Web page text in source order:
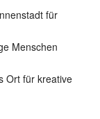
für
Menschen
Ort für kreative